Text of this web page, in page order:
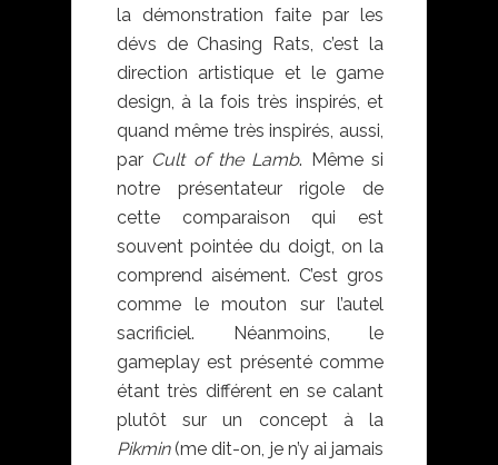
la démonstration faite par les
dévs de Chasing Rats, c’est la
direction artistique et le game
design, à la fois très inspirés, et
quand même très inspirés, aussi,
par Cult of the Lamb. Même si
notre présentateur rigole de
cette comparaison qui est
souvent pointée du doigt, on la
comprend aisément. C’est gros
comme le mouton sur l’autel
sacrificiel. Néanmoins, le
gameplay est présenté comme
étant très différent en se calant
plutôt sur un concept à la
Pikmin(me dit-on, je n’y ai jamais